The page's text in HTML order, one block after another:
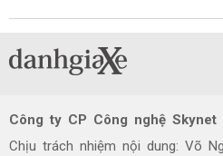
Công ty CP Công nghệ Skynet
Chịu trách nhiệm nội dung: Võ